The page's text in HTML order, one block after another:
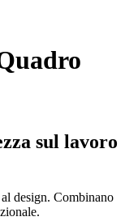
sul lavoro
design. Combinano